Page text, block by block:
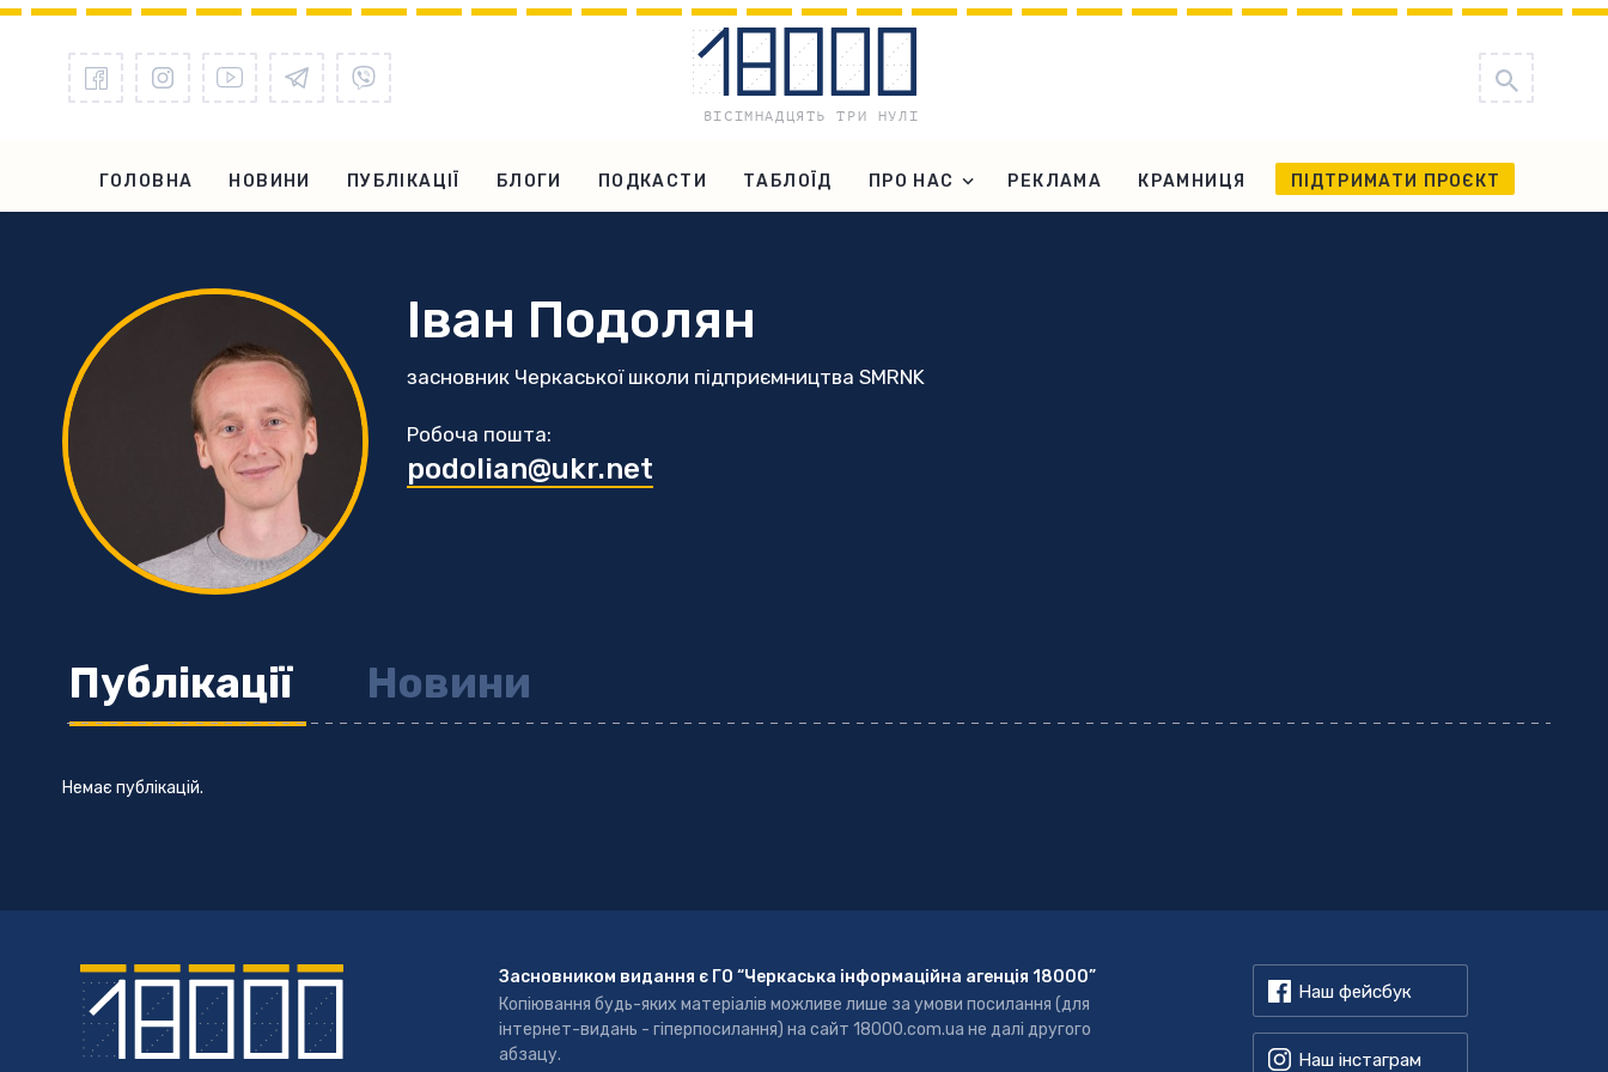
ГОЛОВНА НОВИНИ ПУБЛІКАЦІЇ БЛОГИ ПОДКАСТИ ТАБЛОЇД ПРО НАС РЕКЛАМА КРАМНИЦЯ ПІДТРИМАТИ ПРОЄКТ
Іван Подолян
засновник Черкаської школи підприємництва SMRNK
Робоча пошта:
podolian@ukr.net
Публікації Новини
Немає публікацій.
Засновником видання є ГО “Черкаська інформаційна агенція 18000”
Копіювання будь-яких матеріалів можливе лише за умови посилання (для
інтернет-видань - гіперпосилання) на сайт 18000.com.ua не далі другого
абзацу.
Наш фейсбук
Наш інстаграм